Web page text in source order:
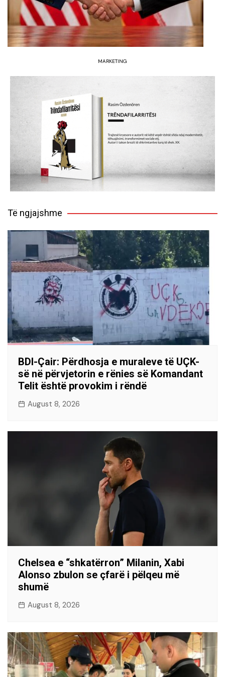
MARKETING
Të ngjajshme
BDI-Çair: Përdhosja e muraleve të UÇK-
së në përvjetorin e rënies së Komandant
Telit është provokim i rëndë
August 8, 2026
Chelsea e “shkatërron” Milanin, Xabi
Alonso zbulon se çfarë i pëlqeu më
shumë
August 8, 2026